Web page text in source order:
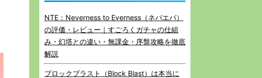
NTE：Neverness to Everness（ネバエバ）
の評価・レビュー｜すごろくガチャの仕組
み・幻塔との違い・無課金・序盤攻略を徹底
解説
ブロックブラスト（Block Blast）は本当に